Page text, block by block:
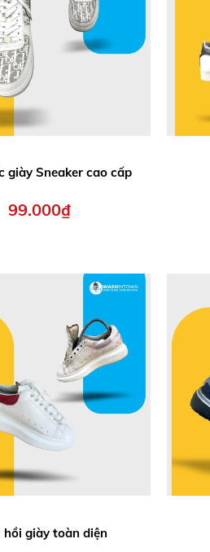
giày Sneaker cao cấp
99.000₫
hồi giày toàn diện